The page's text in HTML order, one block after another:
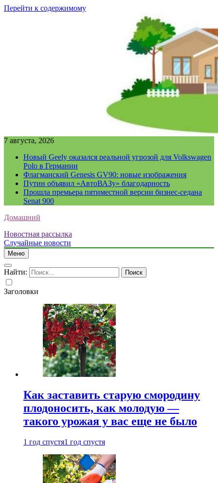
Перейти к содержимому
7 августа, 2026
Новый Geely оказался реальной угрозой для Volkswagen
Polo в Германии
Флагманский Genesis GV90: новые изображения
Путин объявил «АвтоВАЗу» благодарность
Прошла премьера пятиместной версии бизнес-седана
Senat 900
Домашний
Новостная рассылка
Случайные новости
Меню
Найти:
Заголовки
Как заставить старую смородину
плодоносить, как молодую —
такого урожая у вас еще не было
1 год спустя1 год спустя